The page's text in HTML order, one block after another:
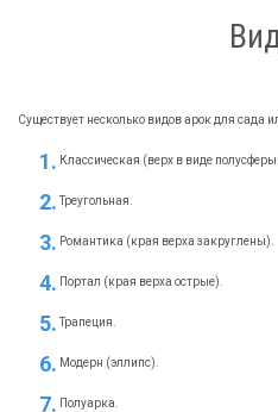
Существует несколько видов арок для сада
Классическая (верх в виде
Треугольная.
Романтика (края верха закруглены).
Портал (края верха острые).
Трапеция.
Модерн (эллипс).
Полуарка.